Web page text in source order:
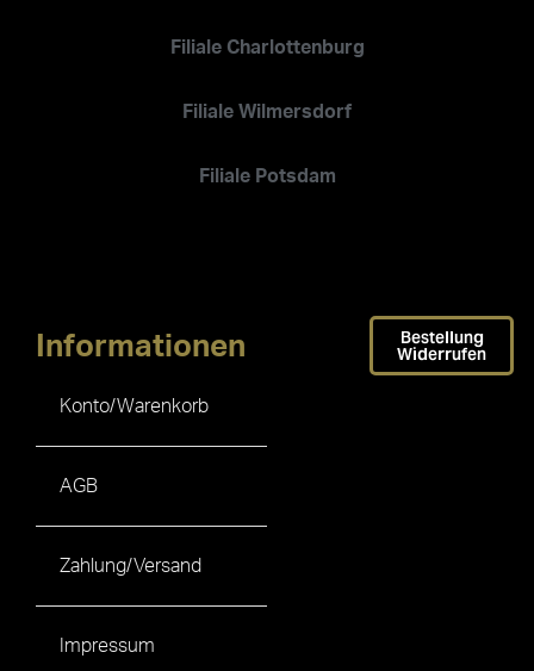
Filiale Charlottenburg
Filiale Wilmersdorf
Filiale Potsdam
Informationen
Konto/Warenkorb
AGB
Zahlung/Versand
Impressum
Bestellung
Widerrufen